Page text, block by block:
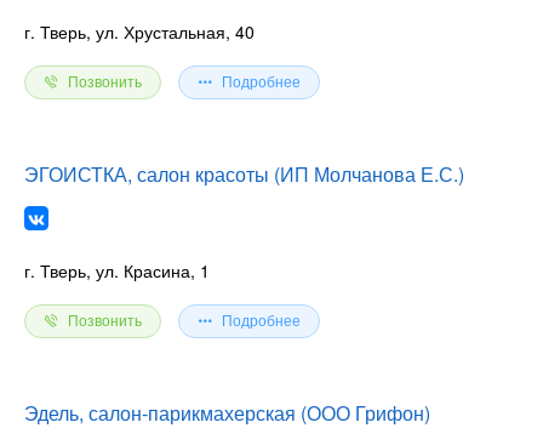
г. Тверь, ул. Хрустальная, 40
Позвонить Подробнее
ЭГОИСТКА, салон красоты (ИП Молчанова Е.С.)
г. Тверь, ул. Красина, 1
Позвонить Подробнее
Эдель, салон-парикмахерская (ООО Грифон)